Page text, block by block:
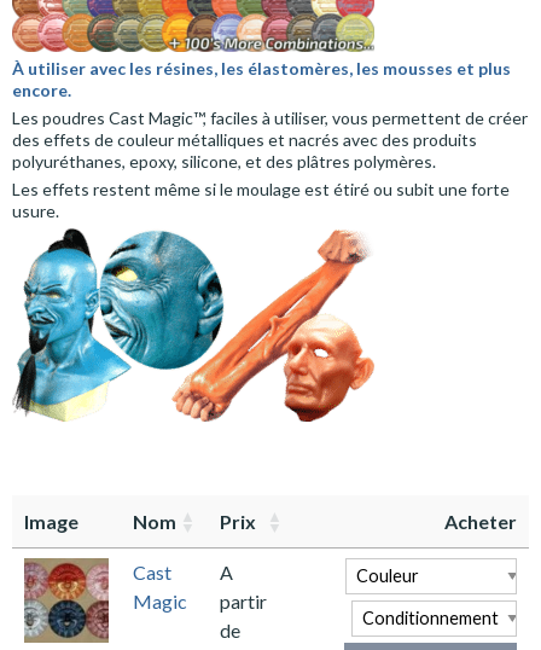
À utiliser avec les résines, les élastomères, les mousses et plus
encore.
Les poudres Cast Magic™, faciles à utiliser, vous permettent de créer
des effets de couleur métalliques et nacrés avec des produits
polyuréthanes, epoxy, silicone, et des plâtres polymères.
Les effets restent même si le moulage est étiré ou subit une forte
usure.
Image Nom Prix Acheter
Cast
Magic
A
partir
de